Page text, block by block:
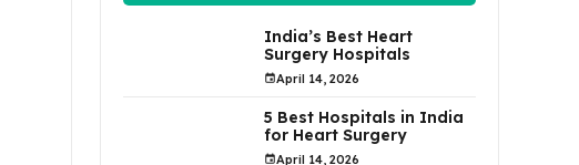
India’s Best Heart
Surgery Hospitals
April 14, 2026
5 Best Hospitals in India
for Heart Surgery
April 14, 2026